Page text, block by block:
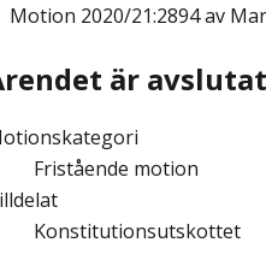
Motion 2020/21:2894 av
är avslutat
Fristående motion
Konstitutionsutskottet